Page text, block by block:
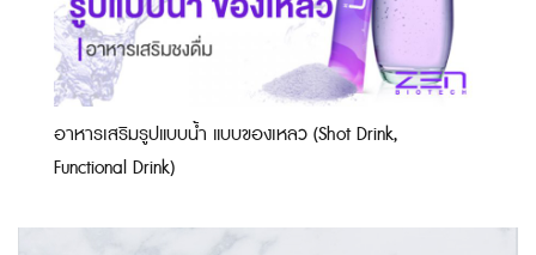
อาหารเสริมรูปแบบน้ำ แบบของเหลว (Shot Drink,
Functional Drink)